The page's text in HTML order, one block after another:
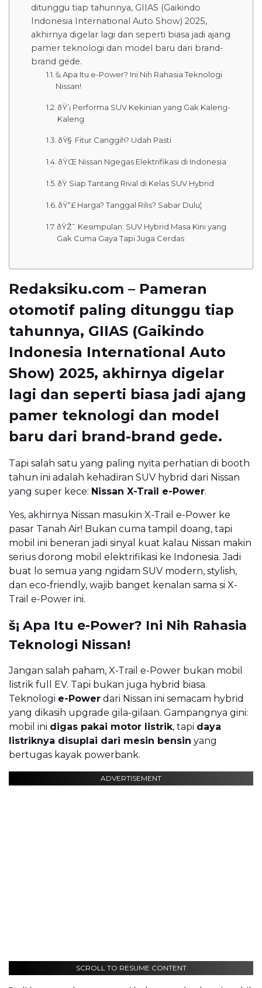
ditunggu tiap tahunnya, GIIAS (Gaikindo
Indonesia International Auto Show) 2025,
akhirnya digelar lagi dan seperti biasa jadi ajang
pamer teknologi dan model baru dari brand-
brand gede.
š¡ Apa Itu e-Power? Ini Nih Rahasia Teknologi
Nissan!
ðŸ’¡ Performa SUV Kekinian yang Gak Kaleng-
Kaleng
ðŸ§ Fitur Canggih? Udah Pasti
ðŸŒ Nissan Ngegas Elektrifikasi di Indonesia
ðŸ Siap Tantang Rival di Kelas SUV Hybrid
ðŸ“£ Harga? Tanggal Rilis? Sabar Dulu¦
ðŸŽ¯ Kesimpulan: SUV Hybrid Masa Kini yang
Gak Cuma Gaya Tapi Juga Cerdas
Redaksiku.com – Pameran
otomotif paling ditunggu tiap
tahunnya, GIIAS (Gaikindo
Indonesia International Auto
Show) 2025, akhirnya digelar
lagi dan seperti biasa jadi ajang
pamer teknologi dan model
baru dari brand-brand gede.
Tapi salah satu yang paling nyita perhatian di booth
tahun ini adalah kehadiran SUV hybrid dari Nissan
yang super kece: Nissan X-Trail e-Power.
Yes, akhirnya Nissan masukin X-Trail e-Power ke
pasar Tanah Air! Bukan cuma tampil doang, tapi
mobil ini beneran jadi sinyal kuat kalau Nissan makin
serius dorong mobil elektrifikasi ke Indonesia. Jadi
buat lo semua yang ngidam SUV modern, stylish,
dan eco-friendly, wajib banget kenalan sama si X-
Trail e-Power ini.
š¡ Apa Itu e-Power? Ini Nih Rahasia
Teknologi Nissan!
Jangan salah paham, X-Trail e-Power bukan mobil
listrik full EV. Tapi bukan juga hybrid biasa.
Teknologi e-Power dari Nissan ini semacam hybrid
yang dikasih upgrade gila-gilaan. Gampangnya gini:
mobil ini digas pakai motor listrik, tapi daya
listriknya disuplai dari mesin bensin yang
bertugas kayak powerbank.
ADVERTISEMENT
SCROLL TO RESUME CONTENT